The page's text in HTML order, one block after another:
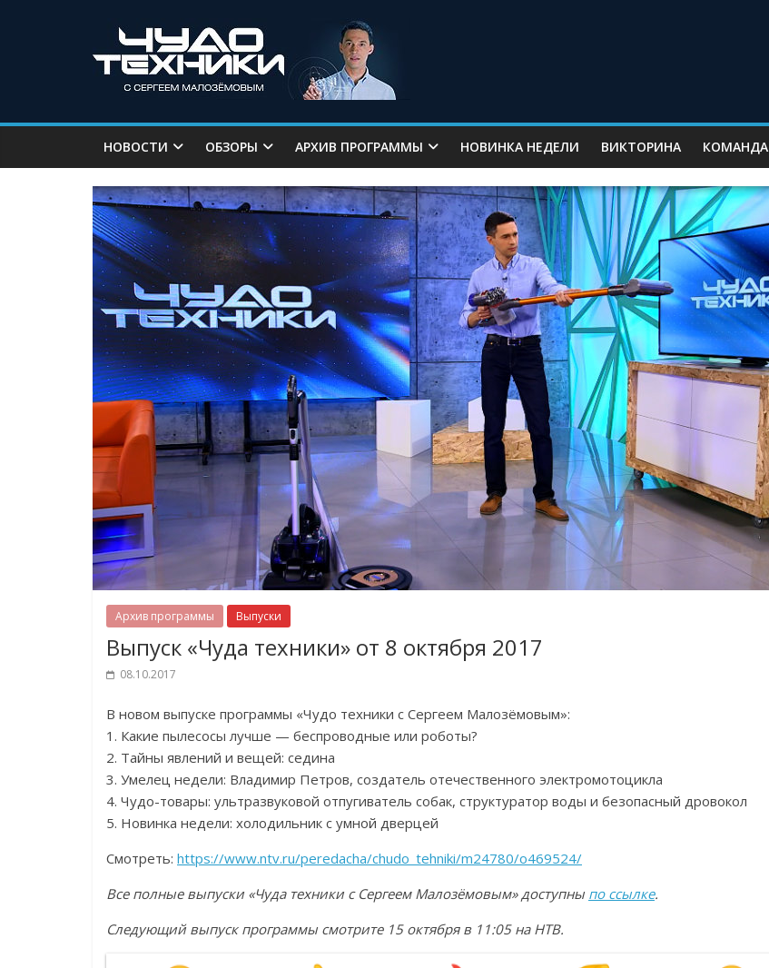
НОВОСТИ ОБЗОРЫ АРХИВ ПРОГРАММЫ НОВИНКА НЕДЕЛИ ВИКТОРИНА КОМАНДА
Архив программы Выпуски
Выпуск «Чуда техники» от 8 октября 2017
08.10.2017
В новом выпуске программы «Чудо техники с Сергеем Малозёмовым»:
1. Какие пылесосы лучше — беспроводные или роботы?
2. Тайны явлений и вещей: седина
3. Умелец недели: Владимир Петров, создатель отечественного электромотоцикла
4. Чудо-товары: ультразвуковой отпугиватель собак, структуратор воды и безопасный дровокол
5. Новинка недели: холодильник с умной дверцей
Смотреть: https://www.ntv.ru/peredacha/chudo_tehniki/m24780/o469524/
Все полные выпуски «Чуда техники с Сергеем Малозёмовым» доступны по ссылке.
Следующий выпуск программы смотрите 15 октября в 11:05 на НТВ.